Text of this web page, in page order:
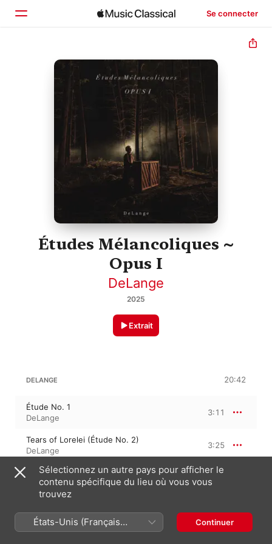
Se connecter
Accueil
Études Mélancoliques ~
Opus I
DeLange
2025
Extrait
DELANGE 20:42
Étude No. 1
DeLange
3:11
Tears of Lorelei (Étude No. 2)
DeLange
3:25
Crown of Butterflies (Étude No. 4)
DeLange
2:18
DeLange
2:41
Sélectionnez un autre pays pour afficher le
contenu spécifique du lieu où vous vous
trouvez
États-Unis (Français
France)
Continuer